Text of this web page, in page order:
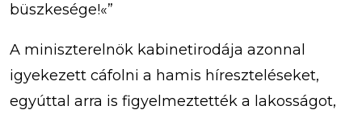
büszkesége!«”
A miniszterelnök kabinetirodája azonnal
igyekezett cáfolni a hamis híreszteléseket,
egyúttal arra is figyelmeztették a lakosságot,